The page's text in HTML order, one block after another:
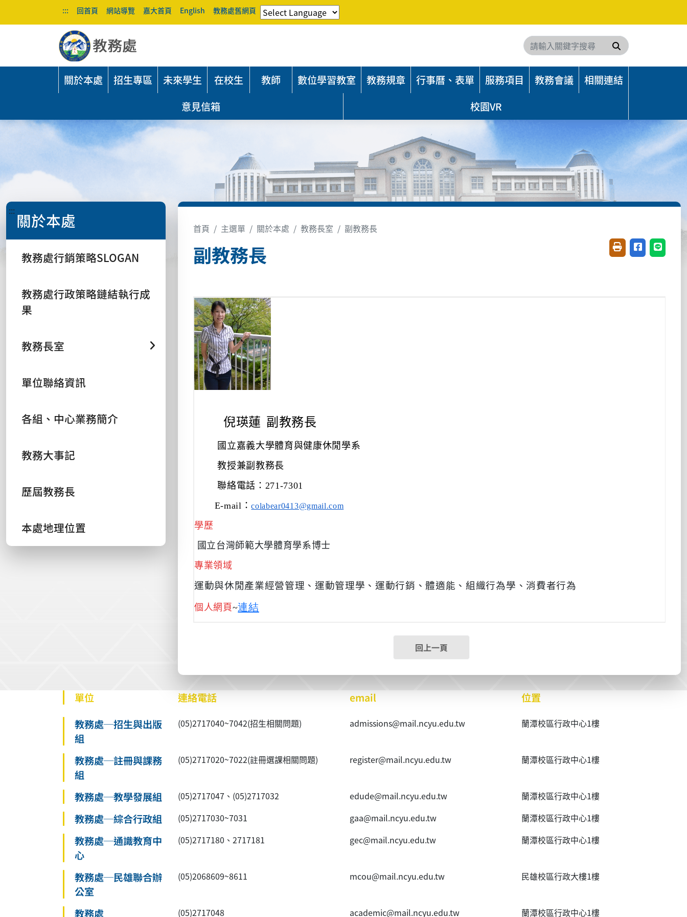
::: 回首頁 網站導覽 嘉大首頁 English 教務處舊網頁
搜尋
關於本處 招生專區 未來學生 在校生 教師 數位學習教室 教務規章 行事曆、表單 服務項目 教務會議
相關連結
意見信箱
校園VR
::: 關於本處
教務處行銷策略SLOGAN
教務處行政策略鏈結執行成
果
教務長室
單位聯絡資訊
各組、中心業務簡介
教務大事記
歷屆教務長
本處地理位置
首頁 主選單 關於本處 教務長室 副教務長
副教務長 友善列印(開新視窗)
分享至臉書(
分享至
倪瑛蓮 副教務長
國立嘉義大學體育與健康休閒學系
教授兼副教務長
聯絡電話： 271-7301
E-mail ：colabear0413@gmail.com
學歷
國立台灣師範大學體育學系博士
專業領域
運動與休閒產業經營管理、運動管理學、運動行銷、體適能、組織行為學、消費者行為
個人網頁~連結
回上一頁
單位 連絡電話 email
位置
教務處─招生與出版
組
(05)2717040~7042(招生相關問題) admissions@mail.ncyu.edu.tw 蘭潭校區行政中心1樓
教務處─註冊與課務
組
(05)2717020~7022(註冊選課相關問題) register@mail.ncyu.edu.tw 蘭潭校區行政中心1樓
教務處─教學發展組 (05)2717047、(05)2717032 edude@mail.ncyu.edu.tw 蘭潭校區行政中心1樓
教務處─綜合行政組 (05)2717030~7031 gaa@mail.ncyu.edu.tw 蘭潭校區行政中心1樓
教務處─通識教育中
心
(05)2717180、2717181 gec@mail.ncyu.edu.tw 蘭潭校區行政中心1樓
教務處─民雄聯合辦
公室
(05)2068609~8611 mcou@mail.ncyu.edu.tw 民雄校區行政大樓1樓
教務處 (05)2717048 academic@mail.ncyu.edu.tw 蘭潭校區行政中心1樓